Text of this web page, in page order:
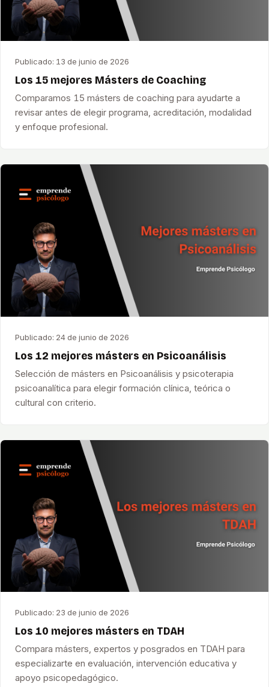
Publicado: 13 de junio de 2026
Los 15 mejores Másters de Coaching
Comparamos 15 másters de coaching para ayudarte a
revisar antes de elegir programa, acreditación, modalidad
y enfoque profesional.
Publicado: 24 de junio de 2026
Los 12 mejores másters en Psicoanálisis
Selección de másters en Psicoanálisis y psicoterapia
psicoanalítica para elegir formación clínica, teórica o
cultural con criterio.
Publicado: 23 de junio de 2026
Los 10 mejores másters en TDAH
Compara másters, expertos y posgrados en TDAH para
especializarte en evaluación, intervención educativa y
apoyo psicopedagógico.